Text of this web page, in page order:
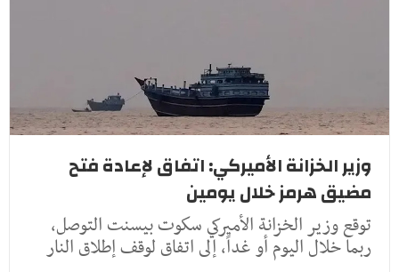
وزير الخزانة الأميركي: اتفاق لإعادة فتح
مضيق هرمز خلال يومين
توقع وزير الخزانة الأميركي سكوت بيسنت التوصل،
ربما خلال اليوم أو غداً، إلى اتفاق لوقف إطلاق النار